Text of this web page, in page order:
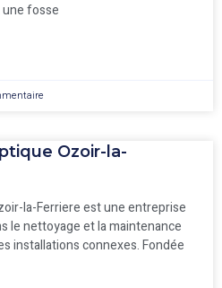
fosse
Ozoir-la-
la-Ferriere est une entreprise
le nettoyage et la maintenance
installations connexes. Fondée